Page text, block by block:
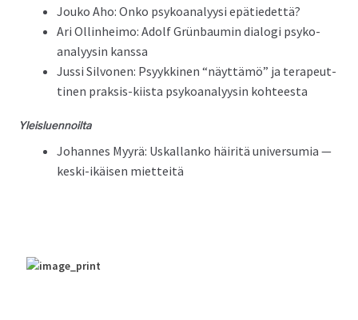
Jouko Aho: Onko psyko­ana­lyysi epätiedettä?
Ari Ollinheimo: Adolf Grün­bau­min dialo­gi psyko­
ana­lyysin kanssa
Jus­si Sil­vo­nen: Psyykki­nen “näyt­tämö” ja ter­apeut­
ti­nen prak­sis-kiista psyko­ana­lyysin kohteesta
Yleis­luen­noil­ta
Johannes Myyrä: Uskallanko häir­itä uni­ver­sum­ia —
kes­ki-ikäisen mietteitä